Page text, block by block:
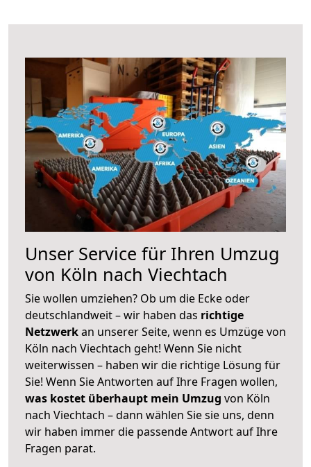
Unser Service für Ihren Umzug
von Köln nach Viechtach
Sie wollen umziehen? Ob um die Ecke oder
deutschlandweit – wir haben das richtige
Netzwerkan unserer Seite, wenn es Umzüge von
Köln nach Viechtach geht! Wenn Sie nicht
weiterwissen – haben wir die richtige Lösung für
Sie! Wenn Sie Antworten auf Ihre Fragen wollen,
was kostet überhaupt mein Umzug von Köln
nach Viechtach – dann wählen Sie sie uns, denn
wir haben immer die passende Antwort auf Ihre
Fragen parat.